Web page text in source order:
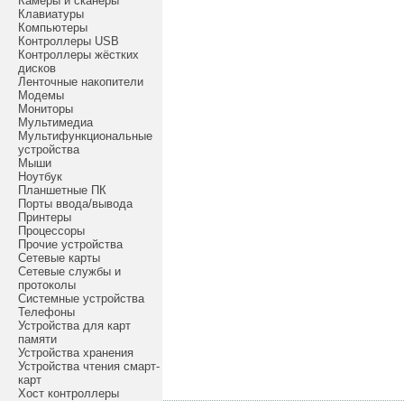
Клавиатуры
Компьютеры
Контроллеры USB
Контроллеры жёстких
дисков
Ленточные накопители
Модемы
Мониторы
Мультимедиа
Мультифункциональные
устройства
Мыши
Ноутбук
Планшетные ПК
Порты ввода/вывода
Принтеры
Процессоры
Прочие устройства
Сетевые карты
Сетевые службы и
протоколы
Системные устройства
Телефоны
Устройства для карт
памяти
Устройства хранения
Устройства чтения смарт-
карт
Хост контроллеры